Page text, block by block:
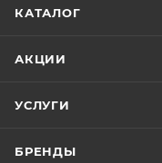
КАТАЛОГ
АКЦИИ
УСЛУГИ
БРЕНДЫ